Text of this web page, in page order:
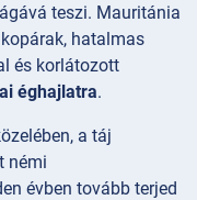
teszi. Mauritánia
hatalmas
és korlátozott
éghajlatra.
a táj
némi
évben tovább terjed